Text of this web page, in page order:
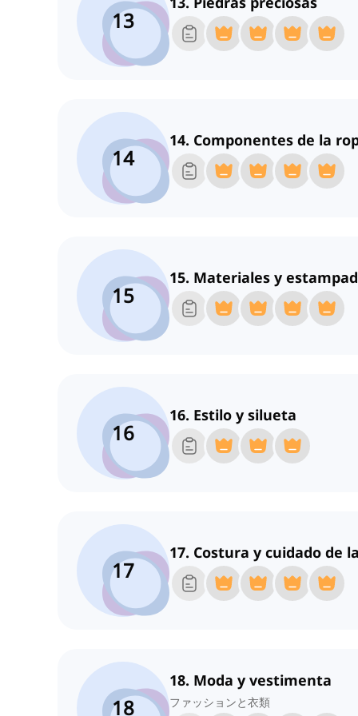
13
14
14. Componentes de la
15
15. Materiales y
16
16. Estilo y silueta
17
17. Costura y cuidado de
18
18. Moda y vestimenta
ファッションと衣類